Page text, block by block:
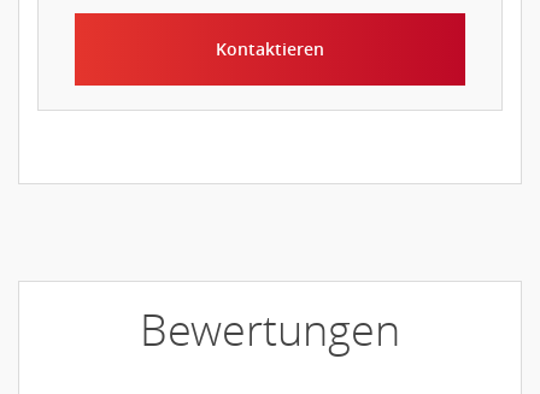
Kontaktieren
Bewertungen